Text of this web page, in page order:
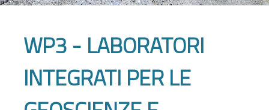
WP3 - LABORATORI
INTEGRATI PER LE